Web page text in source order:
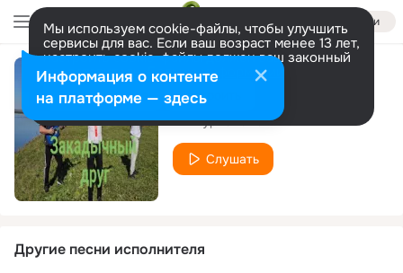
Войти
Мы используем cookie-файлы, чтобы улучшить
сервисы для вас. Если ваш возраст менее 13 лет,
настроить cookie-файлы должен ваш законный
представитель. Больше информации
Разрешить все Настроить
Закадычный друг
Ильнур Юламанов
Слушать
Другие песни исполнителя
Информация о контенте
на платформе — здесь